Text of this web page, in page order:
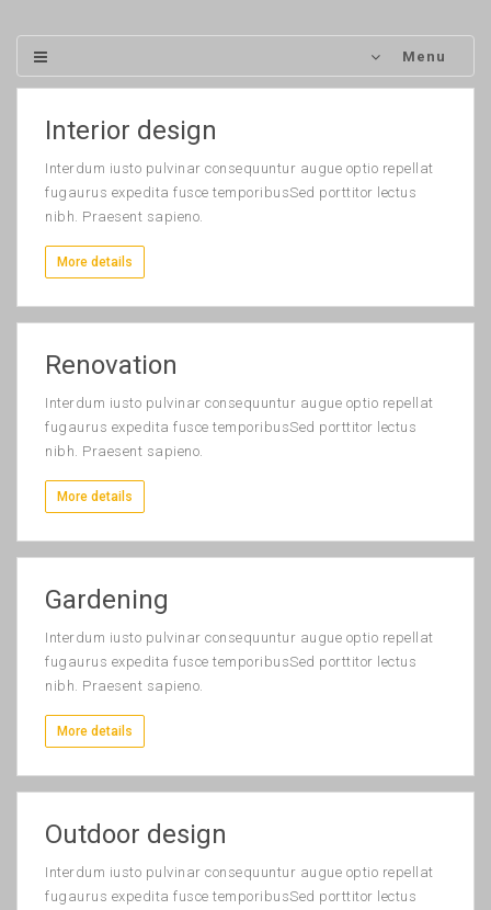
Menu
Interior design
Interdum iusto pulvinar consequuntur augue optio repellat
fugaurus expedita fusce temporibusSed porttitor lectus
nibh. Praesent sapieno.
More details
Renovation
Interdum iusto pulvinar consequuntur augue optio repellat
fugaurus expedita fusce temporibusSed porttitor lectus
nibh. Praesent sapieno.
More details
Gardening
Interdum iusto pulvinar consequuntur augue optio repellat
fugaurus expedita fusce temporibusSed porttitor lectus
nibh. Praesent sapieno.
More details
Outdoor design
Interdum iusto pulvinar consequuntur augue optio repellat
fugaurus expedita fusce temporibusSed porttitor lectus